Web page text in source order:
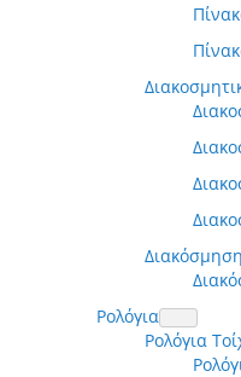
Ρολόγια
Ρολόγια